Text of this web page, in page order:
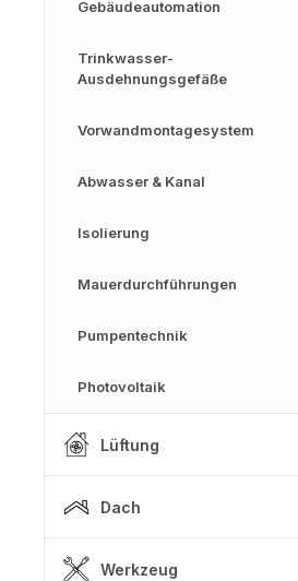
Gebäudeautomation
Trinkwasser-
Ausdehnungsgefäße
Vorwandmontagesystem
Abwasser & Kanal
Isolierung
Mauerdurchführungen
Pumpentechnik
Photovoltaik
Lüftung
Dach
Werkzeug